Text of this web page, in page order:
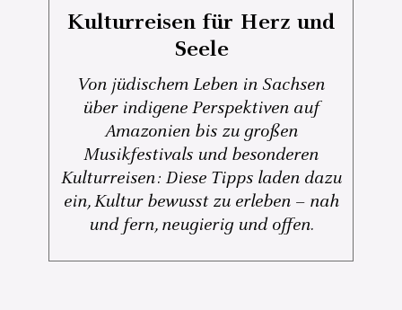
Kulturreisen für Herz und
Seele
Von jüdischem Leben in Sachsen
über indigene Perspektiven auf
Amazonien bis zu großen
Musikfestivals und besonderen
Kulturreisen: Diese Tipps laden dazu
ein, Kultur bewusst zu erleben – nah
und fern, neugierig und offen.